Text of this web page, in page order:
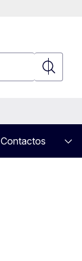
Contactos